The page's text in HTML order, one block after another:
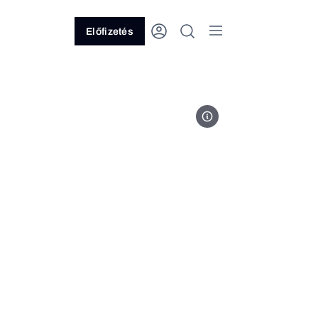
Előfizetés
Fotó: Magyar Államkincstár